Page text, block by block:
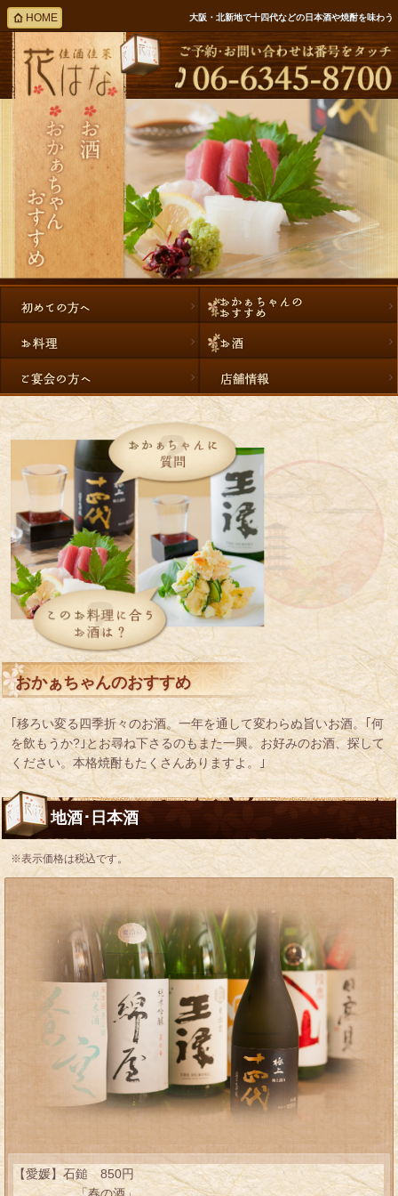
HOME 大阪・北新地で十四代などの日本酒や焼酎を味わう
おかぁちゃんのおすすめ
｢移ろい変る四季折々のお酒。一年を通して変わらぬ旨いお酒。｢何
を飲もうか?｣とお尋ね下さるのもまた一興。お好みのお酒、探して
ください。本格焼酎もたくさんありますよ。｣
地酒･日本酒
※表示価格は税込です。